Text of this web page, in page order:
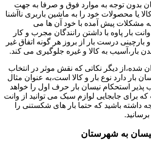
بدون توجه به موارد فوق و صرفا به جهت
یا محصولات خود را به ماشین باربری ناآشنا
مشکلات پیش آمده با خود آن ها می
بار پاوه با داشتن رانندگان مجرب و کار
و بارچینی درست بار از بروز هر گونه اتفاق غیر
بار،آسیب به کالا و غیره جلوگیری می کند.
شده،از دیگر نکاتی که نقش موثر در انتخاب
بار دارد نوع بار و کالا است،به عنوان مثال
پذیر استحکام نیسان بار حرف اول را خواهد
برای جابجایی لوازم سبک می توانید از وانت
داشته باشید که حتما بار های شکستنی را
به شهرستان